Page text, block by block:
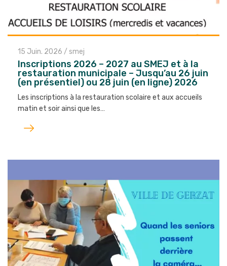
15 Juin. 2026 / smej
Inscriptions 2026 – 2027 au SMEJ et à la
restauration municipale – Jusqu’au 26 juin
(en présentiel) ou 28 juin (en ligne) 2026
Les inscriptions à la restauration scolaire et aux accueils
matin et soir ainsi que les…
Lire